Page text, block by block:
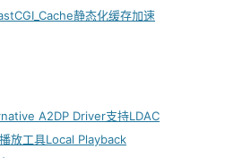
静态化缓存加速
A2DP Driver支持LDAC
放工具Local Playback